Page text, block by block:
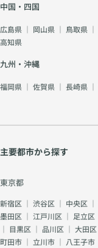
中国・四国
広島県 ｜ 岡山県 ｜ 鳥取県 ｜
高知県
九州・沖縄
福岡県 ｜ 佐賀県 ｜ 長崎県 ｜
主要都市から探す
東京都
新宿区 ｜ 渋谷区 ｜ 中央区 ｜
墨田区 ｜ 江戸川区 ｜ 足立区
｜ 目黒区 ｜ 品川区 ｜ 大田区
町田市 ｜ 立川市 ｜ 八王子市